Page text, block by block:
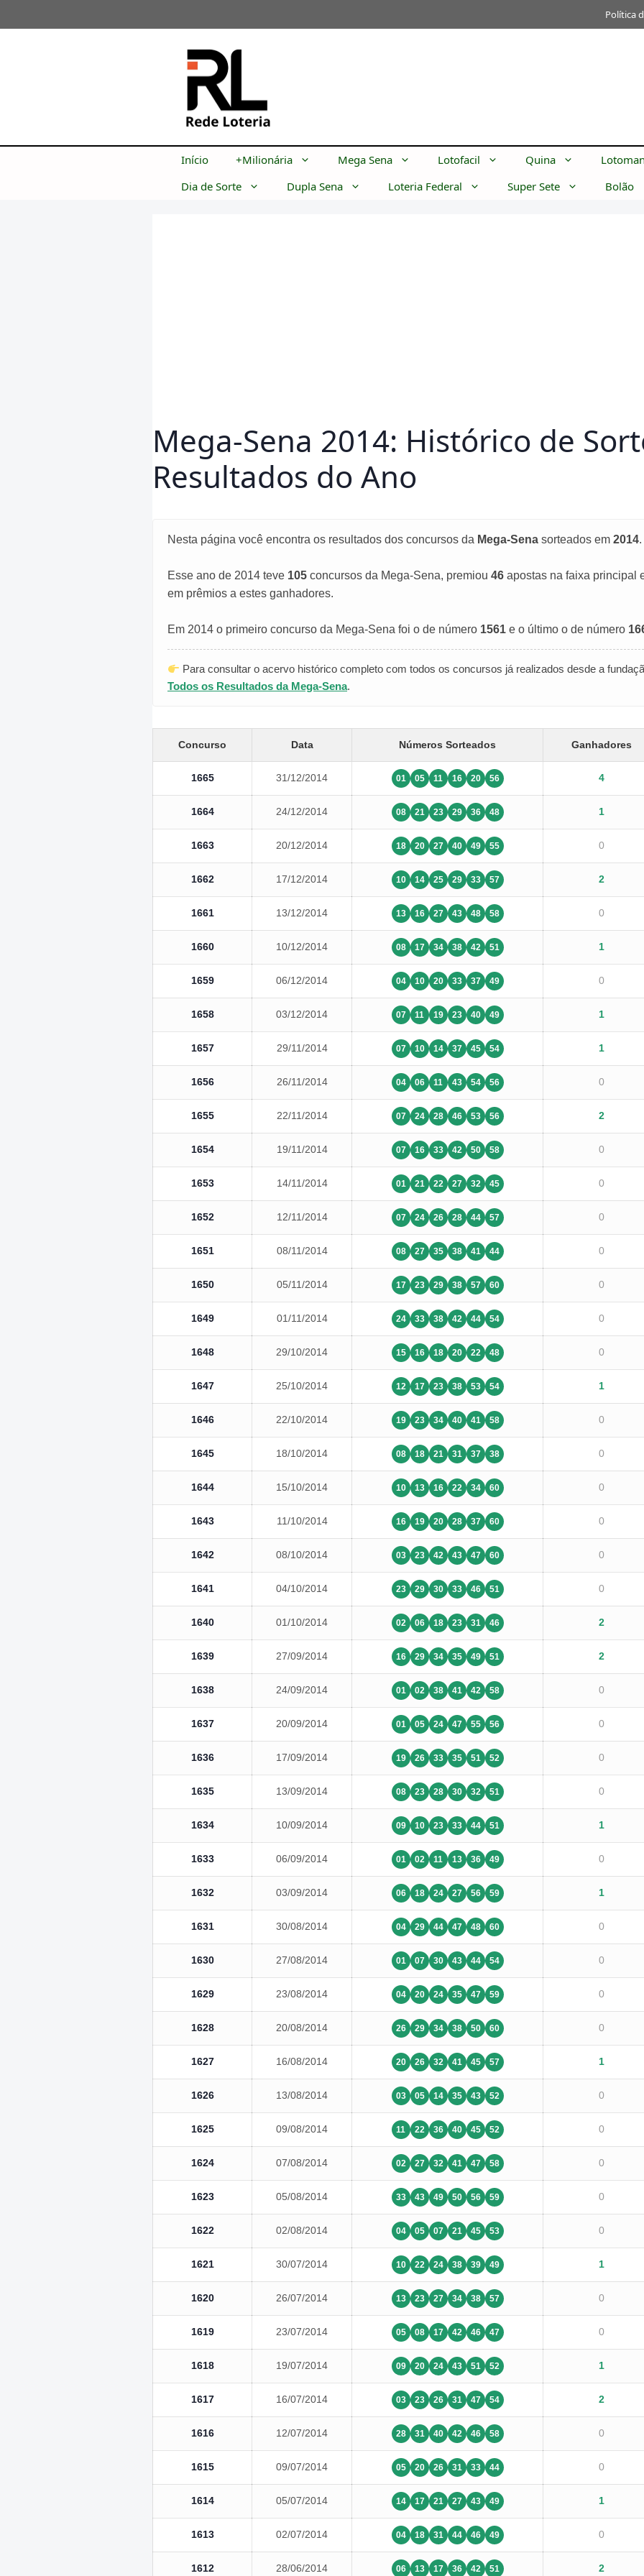
para
Política
Início +Milionária Mega Sena Lotofacil Quina
Dia de Sorte
Dupla Sena Loteria Federal Super Sete Bolão
Mega-Sena 2014: Histórico de
Resultados do Ano
Nesta página você encontra os resultados dos concursos da Mega-Sena sorteados em 2014.
Esse ano de 2014 teve 105 concursos da Mega-Sena, premiou 46 apostas na faixa principal
em prêmios a estes ganhadores.
Em 2014 o primeiro concurso da Mega-Sena foi o de número 1561 e o último o de número
Para consultar o acervo histórico completo com todos os concursos já realizados desde a
Todos os Resultados da Mega-Sena.
Concurso Data Números Sorteados Ganhadores
1665 31/12/2014 01 05 11 16 20 56 4
1664 24/12/2014 08 21 23 29 36 48 1
1663 20/12/2014 18 20 27 40 49 55 0
1662 17/12/2014 10 14 25 29 33 57 2
1661 13/12/2014 13 16 27 43 48 58 0
1660 10/12/2014 08 17 34 38 42 51 1
1659 06/12/2014 04 10 20 33 37 49 0
1658 03/12/2014 07 11 19 23 40 49 1
1657 29/11/2014 07 10 14 37 45 54 1
1656 26/11/2014 04 06 11 43 54 56 0
1655 22/11/2014 07 24 28 46 53 56 2
1654 19/11/2014 07 16 33 42 50 58 0
1653 14/11/2014 01 21 22 27 32 45 0
1652 12/11/2014 07 24 26 28 44 57 0
1651 08/11/2014 08 27 35 38 41 44 0
1650 05/11/2014 17 23 29 38 57 60 0
1649 01/11/2014 24 33 38 42 44 54 0
1648 29/10/2014 15 16 18 20 22 48 0
1647 25/10/2014 12 17 23 38 53 54 1
1646 22/10/2014 19 23 34 40 41 58 0
1645 18/10/2014 08 18 21 31 37 38 0
1644 15/10/2014 10 13 16 22 34 60 0
1643 11/10/2014 16 19 20 28 37 60 0
1642 08/10/2014 03 23 42 43 47 60 0
1641 04/10/2014 23 29 30 33 46 51 0
1640 01/10/2014 02 06 18 23 31 46 2
1639 27/09/2014 16 29 34 35 49 51 2
1638 24/09/2014 01 02 38 41 42 58 0
1637 20/09/2014 01 05 24 47 55 56 0
1636 17/09/2014 19 26 33 35 51 52 0
1635 13/09/2014 08 23 28 30 32 51 0
1634 10/09/2014 09 10 23 33 44 51 1
1633 06/09/2014 01 02 11 13 36 49 0
1632 03/09/2014 06 18 24 27 56 59 1
1631 30/08/2014 04 29 44 47 48 60 0
1630 27/08/2014 01 07 30 43 44 54 0
1629 23/08/2014 04 20 24 35 47 59 0
1628 20/08/2014 26 29 34 38 50 60 0
1627 16/08/2014 20 26 32 41 45 57 1
1626 13/08/2014 03 05 14 35 43 52 0
1625 09/08/2014 11 22 36 40 45 52 0
1624 07/08/2014 02 27 32 41 47 58 0
1623 05/08/2014 33 43 49 50 56 59 0
1622 02/08/2014 04 05 07 21 45 53 0
1621 30/07/2014 10 22 24 38 39 49 1
1620 26/07/2014 13 23 27 34 38 57 0
1619 23/07/2014 05 08 17 42 46 47 0
1618 19/07/2014 09 20 24 43 51 52 1
1617 16/07/2014 03 23 26 31 47 54 2
1616 12/07/2014 28 31 40 42 46 58 0
1615 09/07/2014 05 20 26 31 33 44 0
1614 05/07/2014 14 17 21 27 43 49 1
1613 02/07/2014 04 18 31 44 46 49 0
1612 28/06/2014 06 13 17 36 42 51 2